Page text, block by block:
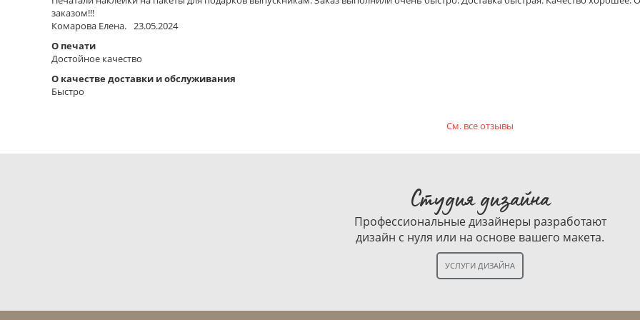
заказом!!!
Комарова Елена. 23.05.2024
О печати
Достойное качество
О качестве доставки и обслуживания
Быстро
См. все отзывы
Студия дизайна
Профессиональные дизайнеры разработают
дизайн с нуля или на основе вашего макета.